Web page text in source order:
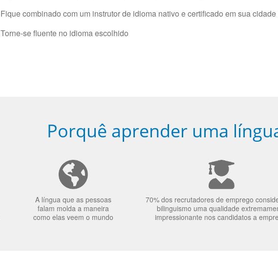
Fique combinado com um instrutor de idioma nativo e certificado em sua
Torne-se fluente no idioma escolhido
Porquê aprender uma
A língua que as pessoas
falam molda a maneira
como elas veem o mundo
70% dos recrutadores de emprego
bilinguismo uma qualidade
impressionante nos candidatos a